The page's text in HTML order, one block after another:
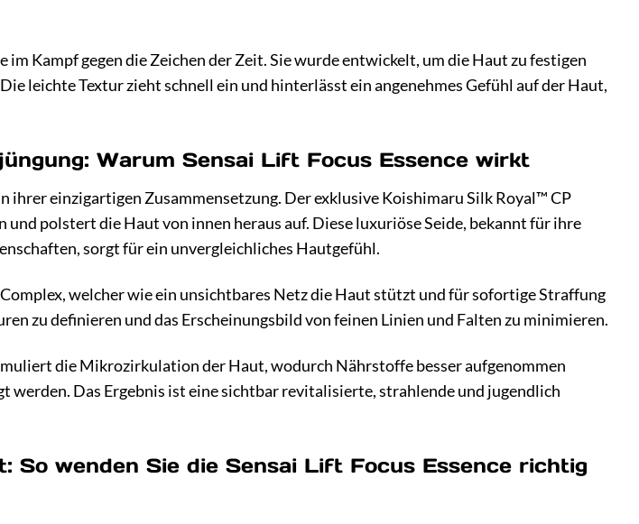
im Kampf gegen die Zeichen der Zeit. Sie wurde entwickelt, um die Haut zu festigen
leichte Textur zieht schnell ein und hinterlässt ein angenehmes Gefühl auf der Haut,
Warum Sensai Lift Focus Essence wirkt
ihrer einzigartigen Zusammensetzung. Der exklusive Koishimaru Silk Royal™ CP
polstert die Haut von innen heraus auf. Diese luxuriöse Seide, bekannt für ihre
sorgt für ein unvergleichliches Hautgefühl.
welcher wie ein unsichtbares Netz die Haut stützt und für sofortige Straffung
zu definieren und das Erscheinungsbild von feinen Linien und Falten zu minimieren.
die Mikrozirkulation der Haut, wodurch Nährstoffe besser aufgenommen
werden. Das Ergebnis ist eine sichtbar revitalisierte, strahlende und jugendlich
So wenden Sie die Sensai Lift Focus Essence richtig